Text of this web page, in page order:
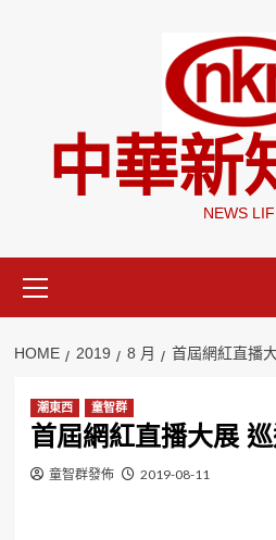
中華新
NEWS
Menu
HOME 2019 8 月 首屆網紅直播
潮東西 童智群
首屆網紅直播大展
童智群發佈 2019-08-11